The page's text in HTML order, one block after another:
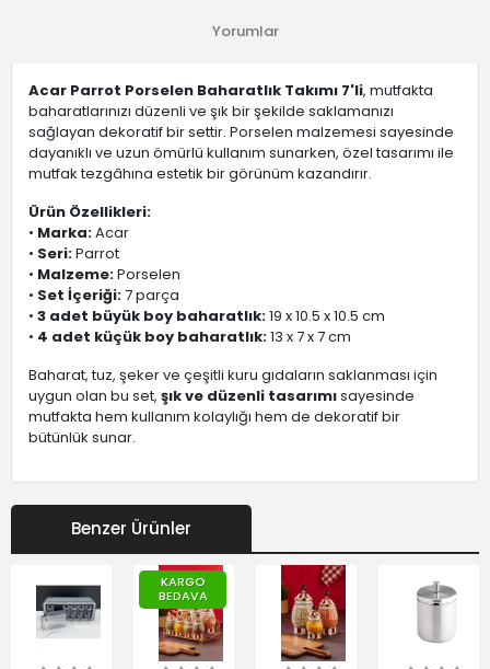
Yorumlar
Acar Parrot Porselen Baharatlık Takımı 7'li, mutfakta
baharatlarınızı düzenli ve şık bir şekilde saklamanızı
sağlayan dekoratif bir settir. Porselen malzemesi sayesinde
dayanıklı ve uzun ömürlü kullanım sunarken, özel tasarımı ile
mutfak tezgâhına estetik bir görünüm kazandırır.
Ürün Özellikleri:
• Marka:Acar
• Seri:Parrot
• Malzeme:Porselen
• Set İçeriği:7 parça
• 3 adet büyük boy baharatlık:19 x 10.5 x 10.5 cm
• 4 adet küçük boy baharatlık:13 x 7 x 7 cm
Baharat, tuz, şeker ve çeşitli kuru gıdaların saklanması için
uygun olan bu set, şık ve düzenli tasarımısayesinde
mutfakta hem kullanım kolaylığı hem de dekoratif bir
bütünlük sunar.
Benzer Ürünler
KARGO
BEDAVA